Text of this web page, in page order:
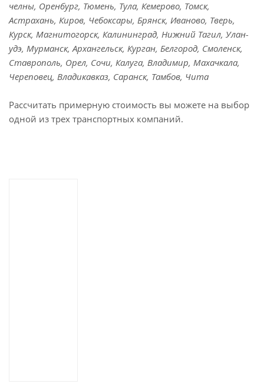
челны, Оренбург, Тюмень, Тула, Кемерово, Томск,
Астрахань, Киров, Чебоксары, Брянск, Иваново, Тверь,
Курск, Магнитогорск, Калининград, Нижний Тагил, Улан-
удэ, Мурманск, Архангельск, Курган, Белгород, Смоленск,
Ставрополь, Орел, Сочи, Калуга, Владимир, Махачкала,
Череповец, Владикавказ, Саранск, Тамбов, Чита
Рассчитать примерную стоимость вы можете на выбор
одной из трех транспортных компаний.